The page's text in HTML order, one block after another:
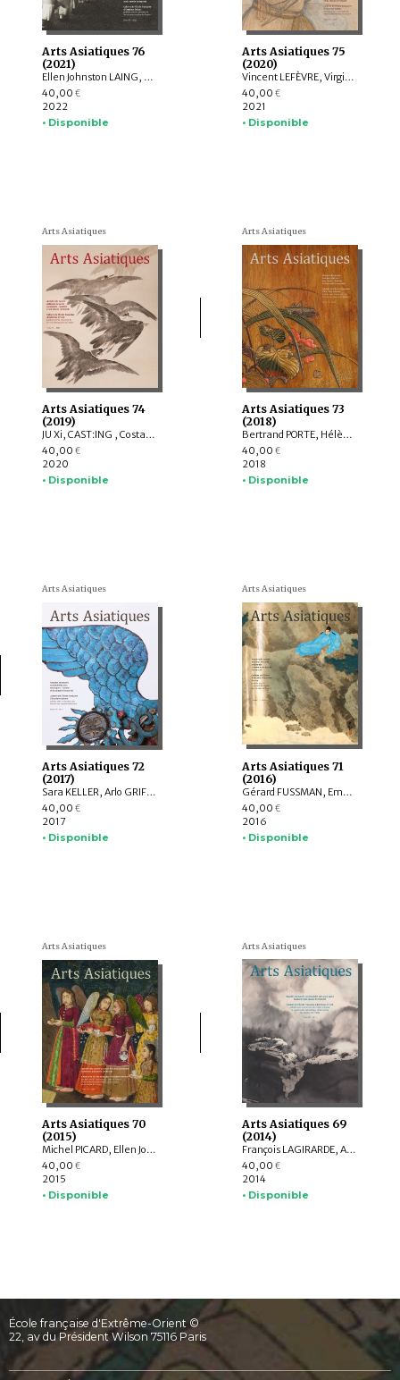
Arts Asiatiques 76
(2021)
Ellen Johnston LAING, Nicolas REVIRE, Nachiket CHANCHANI, Rajat SANYAL, Manuela MOSCATIELLO, Rolf GIEBEL, David C. ANDOLFATTO, Jessie PONS
40,00 €
2022
• Disponible
Arts Asiatiques 75
(2020)
Vincent LEFÈVRE, Virginie OLIVIER, Rolf Heinrich KOCH, Louise ROCHE, LIU Shi-yee , Lucie CHOPARD, Claire DÉLÉRY, Roberto GARDELLIN, Coline LEFRANCQ
40,00 €
2021
• Disponible
Arts Asiatiques
Arts Asiatiques 74
(2019)
JU Xi, CAST:ING , Costantino MORETTI, Delphine MULARD, YUET Heng Wong
40,00 €
2020
• Disponible
Arts Asiatiques
Arts Asiatiques 73
(2018)
Bertrand PORTE, Hélène NJOTO, Pierre SIMEON, Sylvain ROY, Eiren SHEA, Anita Xiaoming WANG, Léa SAINT-RAYMOND, Johan LEVILLAIN, Soyeon KIM, Lucie LABBE
40,00 €
2018
• Disponible
Arts Asiatiques
Arts Asiatiques 72
(2017)
Sara KELLER, Arlo GRIFFITHS, Marine SCHOETTEL, Margaux TRAN QUYET CHINH, Cristophe MUNIER-GAILLARD, Joseph SCHEIER-DOLBERG, Michele MATTEINI, Ellen Johnston LAING, Adalbert J. GAIL, Leqi YU , Anne FORT
40,00 €
2017
• Disponible
Arts Asiatiques
Arts Asiatiques 71
(2016)
Gérard FUSSMAN, Emmanuel FRANCIS-GONZE, Peter STEWART, Selvam THOREZ, Hedwige MULTZER O’NAGHTEN, Pauline SEBILLAUD, LIU Xiaoxi, Ariane PERRIN, Bertrand PORTE, Nicolas REVIRE, Mael BELLEC
40,00 €
2016
• Disponible
Arts Asiatiques
Arts Asiatiques 70
(2015)
Michel PICARD, Ellen Johnston LAING, Natalia POLOS’MAK, Fiona KIDD, Elizabeth BAKER BRITE, Lukas NICKEL, Arnaud BERTRAND, Valérie ZALESKI
40,00 €
2015
• Disponible
Arts Asiatiques
Arts Asiatiques 69
(2014)
François LAGIRARDE, Arlo GRIFFITHS, Hedwige MULTZER O’NAGHTEN, Nachiket CHANCHANI, Alice BIANCHI, Pierre CAMBON, Dominique SOUTIF, Julia ESTEVE, Anne-Valérie SCHWEYER, Brice VINCENT, Pauline LUNSINGH SCHEURLEER
40,00 €
2014
• Disponible
École française d'Extrême-Orient ©
22, av du Président Wilson 75116 Paris